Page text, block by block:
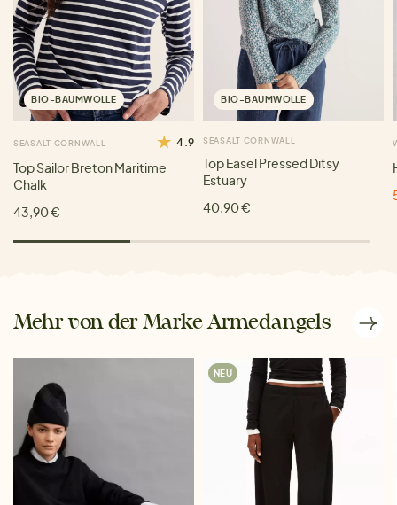
BIO-BAUMWOLLE
SEASALT CORNWALL 4.9
Top Sailor Breton Maritime
Chalk
43,90 €
BIO-BAUMWOLLE
SEASALT CORNWALL
Top Easel Pressed Ditsy
Estuary
40,90 €
Mehr von der Marke Armedangels
NEU